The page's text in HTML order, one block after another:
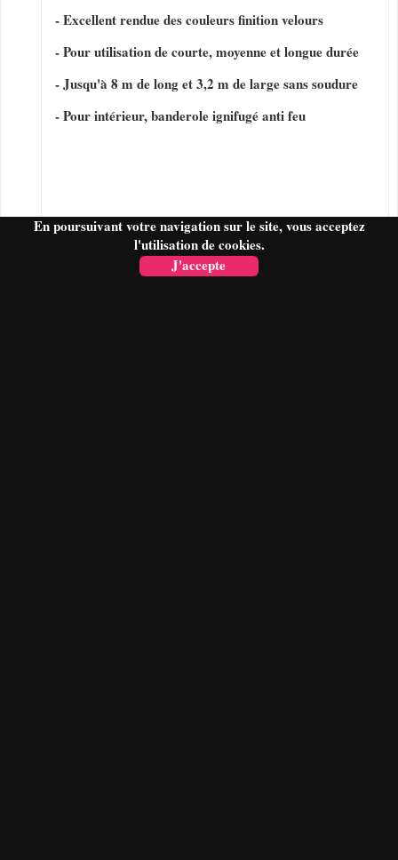
En poursuivant votre navigation sur le site, vous acceptez
l'utilisation de cookies.
J'accepte
- Excellent rendue des couleurs finition velours
- Pour utilisation de courte, moyenne et longue durée
- Jusqu'à 8 m de long et 3,2 m de large sans soudure
- Pour intérieur, banderole ignifugé anti feu